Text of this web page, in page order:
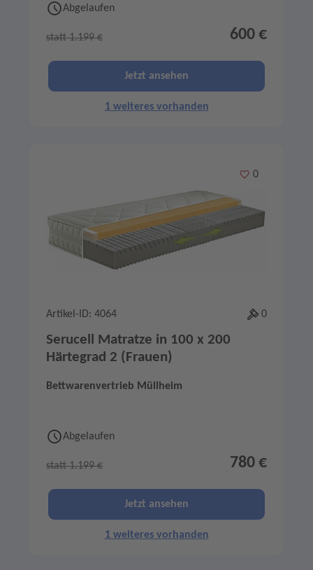
Abgelaufen
statt 1.199 € 600 €
Jetzt ansehen
1 weiteres vorhanden
Merken
0
Artikel-ID: 4064 0
Serucell Matratze in 100 x 200
Härtegrad 2 (Frauen)
Bettwarenvertrieb Müllheim
Abgelaufen
statt 1.199 € 780 €
Jetzt ansehen
1 weiteres vorhanden